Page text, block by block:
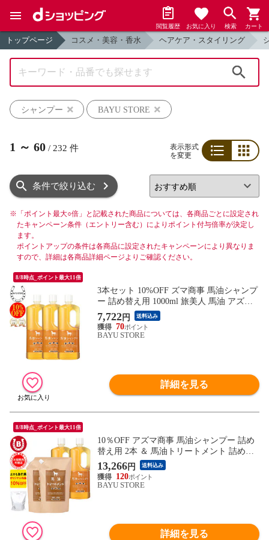
閲覧履歴 お気に入り 検索 カート
トップページ コスメ・美容・香水 ヘアケア・スタイリング
シャンプー
BAYU STORE
1 ～ 60 / 232 件
表示形式
を変更
条件で絞り込む
※ 「ポイント最大○倍」と記載された商品については、各商品ごとに設定され
たキャンペーン条件（エントリー含む）によりポイント付与倍率が決定し
ます。
ポイントアップの条件は各商品に設定されたキャンペーンにより異なりま
すので、詳細は各商品詳細ページよりご確認ください。
8/8時点_ポイント最大11倍
3本セット 10%OFF ズマ商事 馬油シャンプ
ー 詰め替え用 1000ml 旅美人 馬油 アズマ
商事 ばゆ ばーゆ シャンプー アズマ商事シ
ャンプー 詰替 旅美人馬油シャンプー 旅美
人シャンプー バーユ 馬油 アズマ商事馬油
7,722円 送料込み
70
BAYU STORE
詳細を見る
8/8時点_ポイント最大11倍
10％OFF アズマ商事 馬油シャンプー 詰め
替え用 2本 ＆ 馬油トリートメント 詰め替
え用 2個 馬油シャンプー 馬油トリートメ
ント 詰め替えセット 旅美人 シャンプー 詰
替 馬油 アズマ商事馬油シャンプー 旅美人
13,266円 送料込み
120
BAYU STORE
詳細を見る